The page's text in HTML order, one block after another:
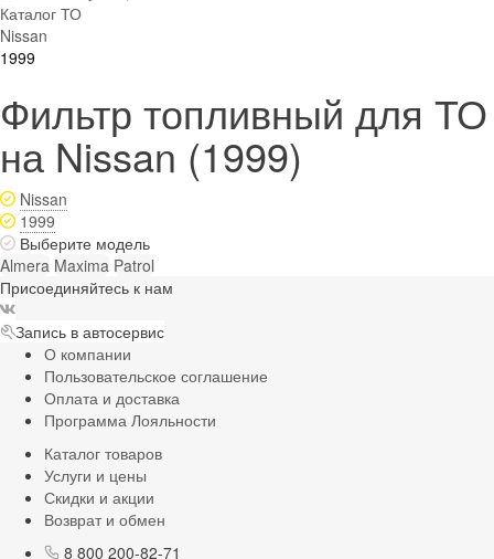
Каталог ТО
Nissan
1999
Фильтр топливный для ТО
на Nissan (1999)
Nissan
1999
Выберите модель
Almera Maxima Patrol
Присоединяйтесь к нам
Запись в автосервис
О компании
Пользовательское соглашение
Оплата и доставка
Программа Лояльности
Каталог товаров
Услуги и цены
Скидки и акции
Возврат и обмен
8 800 200-82-71